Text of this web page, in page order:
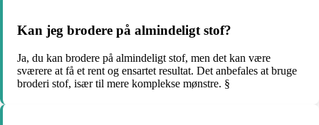
Kan jeg brodere på almindeligt stof?
Ja, du kan brodere på almindeligt stof, men det kan være
sværere at få et rent og ensartet resultat. Det anbefales at bruge
broderi stof, især til mere komplekse mønstre. §